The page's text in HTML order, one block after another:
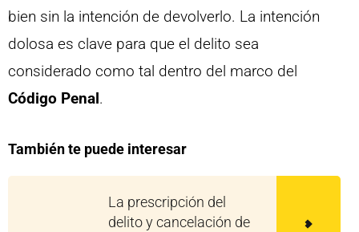
bien sin la intención de devolverlo. La intención
dolosa es clave para que el delito sea
considerado como tal dentro del marco del
Código Penal.
También te puede interesar
La prescripción del
delito y cancelación de